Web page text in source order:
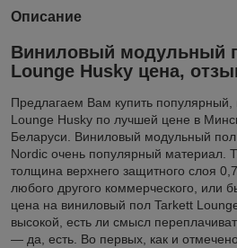
Описание
Виниловый модульный
Lounge Husky цена,
Предлагаем Вам купить
Lounge Husky по лучшей цене в
Беларуси. Виниловый модульный
Nordic очень популярный материал.
толщина верхнего защитного слоя
любого другого коммерческого, или
цена на виниловый пол Tarkett
высокой, есть ли смысл
― да, есть. Во первых, как и